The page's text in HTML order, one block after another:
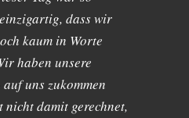
dass wir
kaum in Worte
haben unsere
uns zukommen
nicht damit gerechnet,